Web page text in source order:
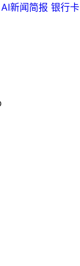
AI新闻简报 银行卡